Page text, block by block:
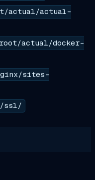
actual/actual-
actual/docker-
sites-
ssl/